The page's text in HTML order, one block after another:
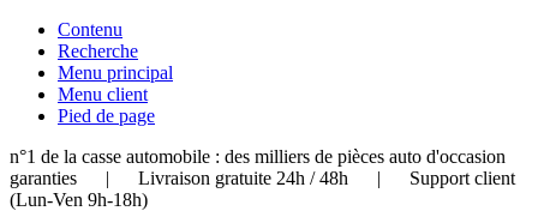
Contenu
Recherche
Menu principal
Menu client
Pied de page
n°1 de la casse automobile : des milliers de pièces auto d'occasion
garanties | Livraison gratuite 24h / 48h | Support client
(Lun-Ven 9h-18h)